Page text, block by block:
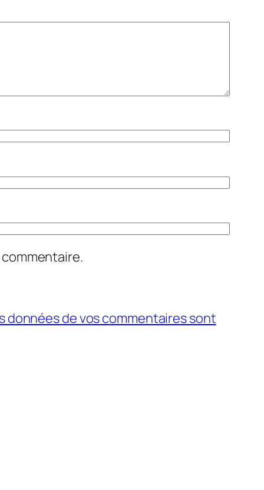
données de vos commentaires sont